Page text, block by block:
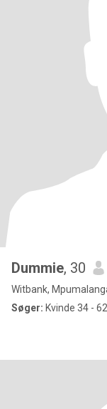
Dummie, 30
Witbank,
Søger: Kvinde 34 - 62